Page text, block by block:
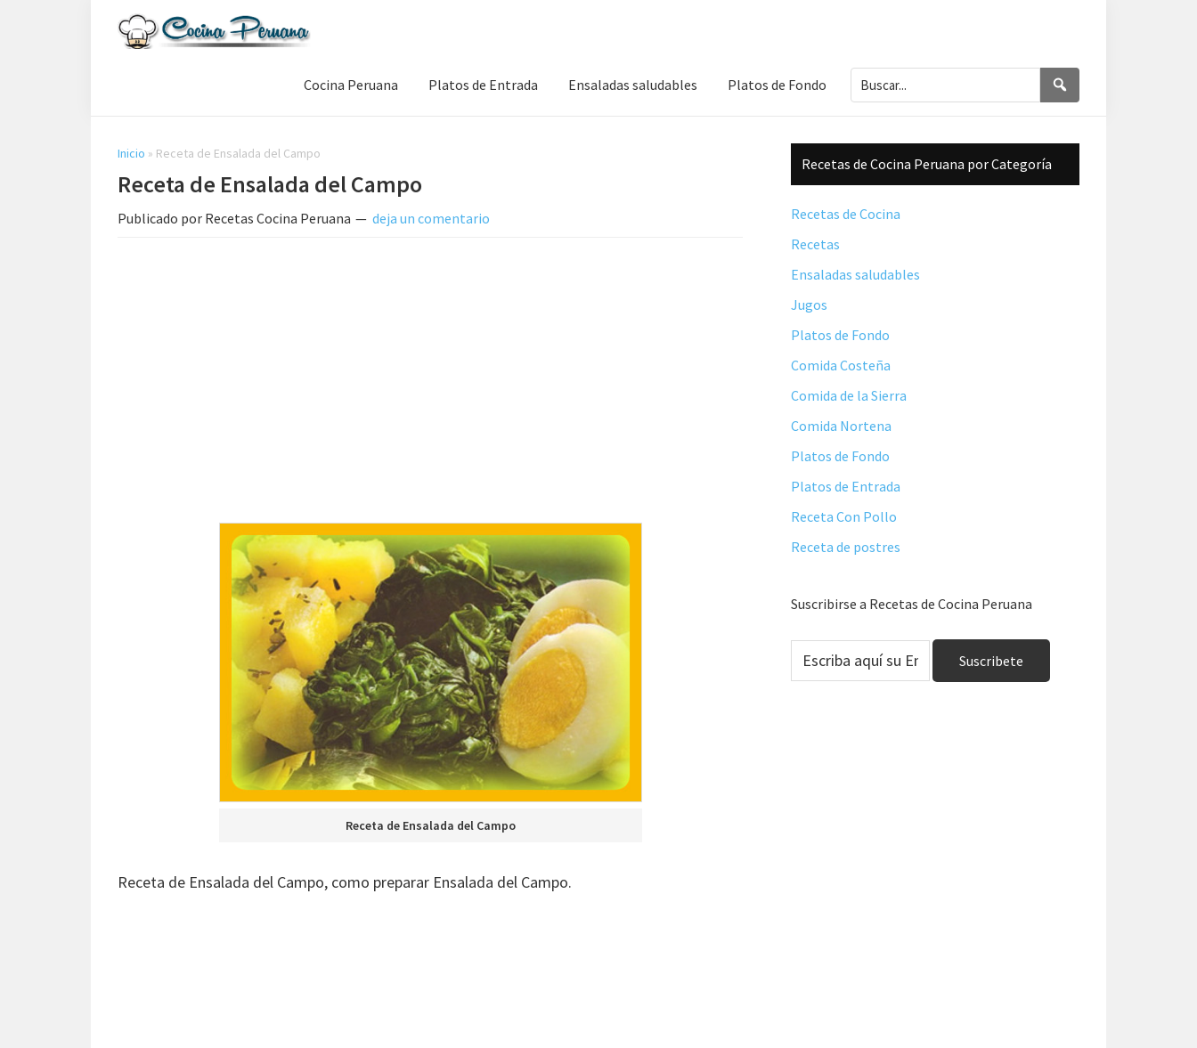
de
Comida
Peruana
Cocina Peruana Platos de Entrada Ensaladas saludables Platos de Fondo Buscar...
Inicio » Receta de Ensalada del Campo
Receta de Ensalada del Campo
Publicado por Recetas Cocina Peruana deja un comentario
Receta de Ensalada del Campo
Receta de Ensalada del Campo, como preparar Ensalada del Campo.
Barra
lateral
principal
Recetas de Cocina Peruana por Categoría
Recetas de Cocina
Recetas
Ensaladas saludables
Jugos
Platos de Fondo
Comida Costeña
Comida de la Sierra
Comida Nortena
Platos de Fondo
Platos de Entrada
Receta Con Pollo
Receta de postres
Suscribirse a Recetas de Cocina Peruana